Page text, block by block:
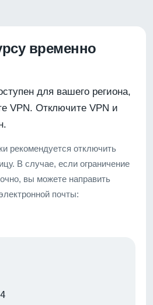
временно
для вашего региона,
VPN. Отключите VPN и
рекомендуется отключить
В случае, если ограничение
вы можете направить
почты: